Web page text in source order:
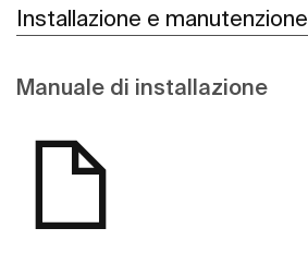
Installazione e manutenzione
Manuale di installazione